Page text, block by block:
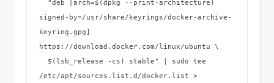
signed-by=/usr/share/keyrings/docker-archive-
keyring.gpg]
https://download.docker.com/linux/ubuntu \
/etc/apt/sources.list.d/docker.list >